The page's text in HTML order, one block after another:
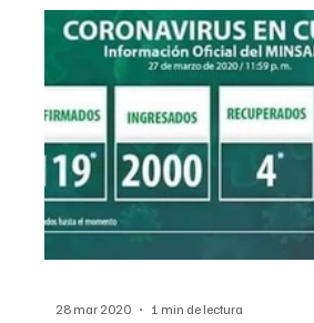
Economía Feminicidio
Opinión Periodismo
28 mar 2020 1 min de lectura